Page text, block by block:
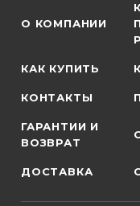
О КОМПАНИИ
КАК КУПИТЬ
КОНТАКТЫ
ГАРАНТИИ И
ВОЗВРАТ
ДОСТАВКА